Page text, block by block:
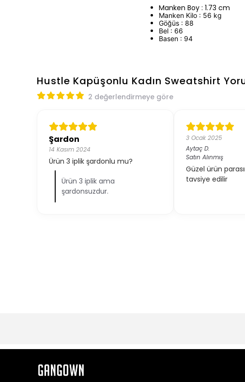
Manken Boy : 1.73 cm
Manken Kilo : 56 kg
Göğüs : 88
Bel : 66
Basen : 94
Hustle Kapüşonlu Kadın Sweatshirt
2 değerlendirmeye göre
Şardon
14 Kasım 2024
Ürün 3 iplik şardonlu mu?
Ürün 3 iplik ama
şardonsuzdur.
3 Ocak 2025
Aytaç D.
Satın Alınmış
Güzel ürün
tavsiye edilir